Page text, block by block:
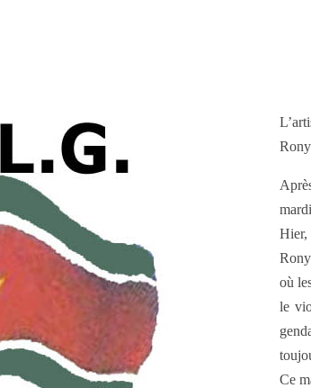
Hier,
où
le
Ce